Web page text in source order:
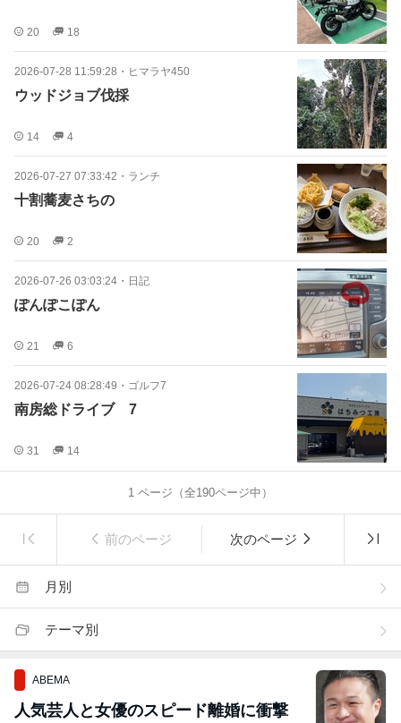
20 18
2026-07-28 11:59:28 ・ ヒマラヤ450
ウッドジョブ伐採
14 4
2026-07-27 07:33:42 ・ ランチ
十割蕎麦さちの
20 2
2026-07-26 03:03:24 ・ 日記
ぽんぽこぽん
21 6
2026-07-24 08:28:49 ・ ゴルフ7
南房総ドライブ 7
31 14
1 ページ（全190ページ中）
前のページ 次のページ
月別
テーマ別
ABEMA
人気芸人と女優のスピード離婚に衝撃